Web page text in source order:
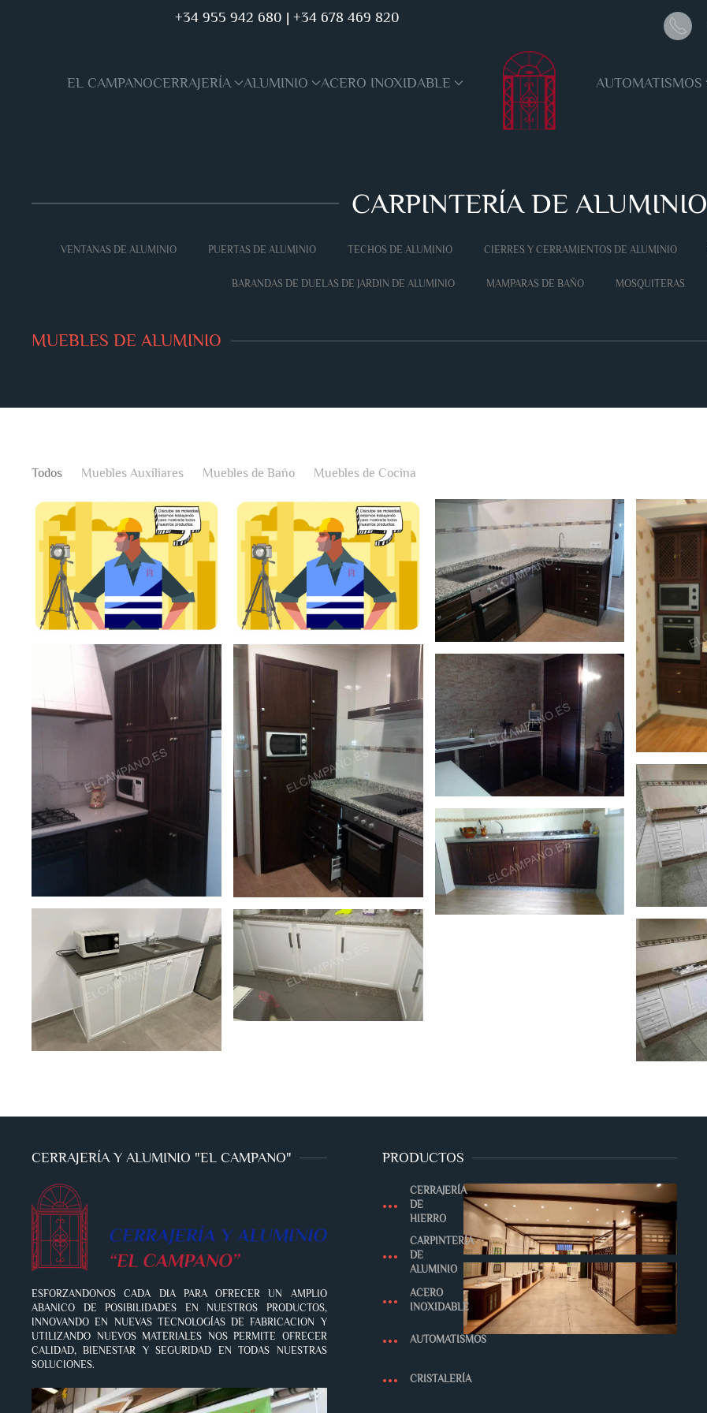
+34 955 942 680 | +34 678 469 820
EL CAMPANOCERRAJERÍA ALUMINIO ACERO INOXIDABLE AUTOMATISMOS
CARPINTERÍA DE ALUMINIO
VENTANAS DE ALUMINIO PUERTAS DE ALUMINIO TECHOS DE ALUMINIO CIERRES Y CERRAMIENTOS DE ALUMINIO
BARANDAS DE DUELAS DE JARDIN DE ALUMINIO MAMPARAS DE BAÑO MOSQUITERAS
MUEBLES DE ALUMINIO
Todos Muebles Auxiliares Muebles de Baño Muebles de Cocina
CERRAJERÍA Y ALUMINIO "EL CAMPANO"
ESFORZANDONOS CADA DIA PARA OFRECER UN AMPLIO
ABANICO DE POSIBILIDADES EN NUESTROS PRODUCTOS,
INNOVANDO EN NUEVAS TECNOLOGÍAS DE FABRICACION Y
UTILIZANDO NUEVOS MATERIALES NOS PERMITE OFRECER
CALIDAD, BIENESTAR Y SEGURIDAD EN TODAS NUESTRAS
SOLUCIONES.
PRODUCTOS
CERRAJERÍA
DE
HIERRO
CARPINTERÍA
DE
ALUMINIO
ACERO
INOXIDABLE
AUTOMATISMOS
CRISTALERÍA